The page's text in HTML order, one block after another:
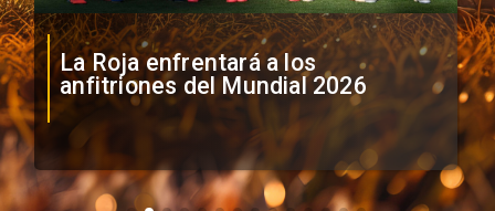
La Roja enfrentará a los
anfitriones del Mundial 2026